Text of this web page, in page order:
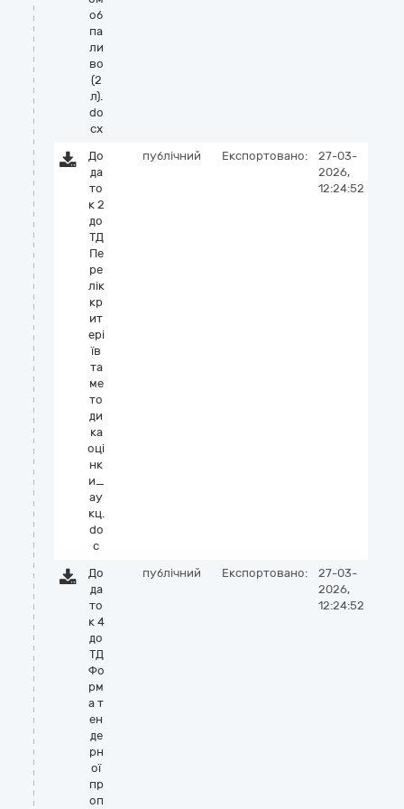
об
па
ли
во
(2
л).
do
cx
До
да
то
к 2
до
ТД
Пе
ре
лік
кр
ит
ері
їв
та
ме
то
ди
ка
оці
нк
и_
ау
кц.
do
c
публічний Експортовано:
27-03-
2026,
12:24:52
До
да
то
к 4
до
ТД
Фо
рм
а т
ен
де
рн
ої
пр
оп
публічний Експортовано:
27-03-
2026,
12:24:52